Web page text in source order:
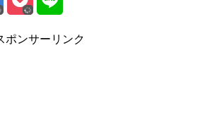
ポンサーリンク